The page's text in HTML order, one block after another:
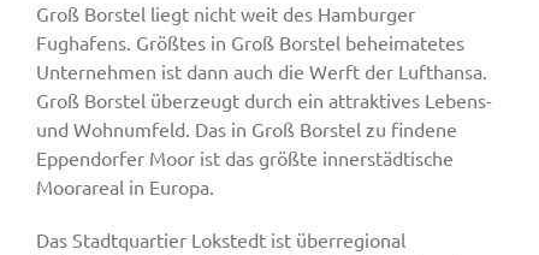
Groß Borstel liegt nicht weit des Hamburger
Fughafens. Größtes in Groß Borstel beheimatetes
Unternehmen ist dann auch die Werft der Lufthansa.
Groß Borstel überzeugt durch ein attraktives Lebens-
und Wohnumfeld. Das in Groß Borstel zu findene
Eppendorfer Moor ist das größte innerstädtische
Moorareal in Europa.
Das Stadtquartier Lokstedt ist überregional